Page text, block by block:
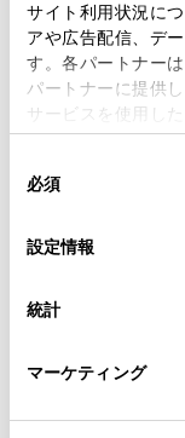
サイト利用状況に
アや広告配信、デ
す。各パートナー
パートナーに提供
サービスを使用し
使用することがあ
デバイスにすべて
意したことになり
設定の変更、同意
「Cookie（クッキ
必須
設定情報
統計
マーケティング
装備・仕様
基本装備
パワステ
パワーウィンドウ